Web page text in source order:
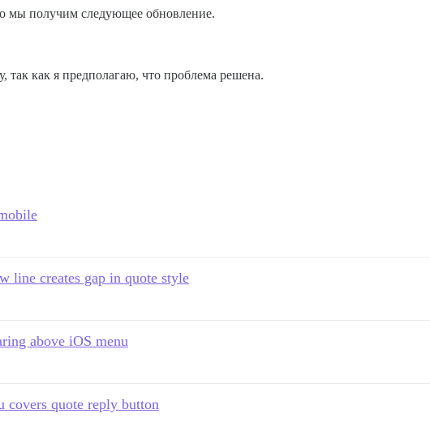
мы получим следующее обновление.
так как я предполагаю, что проблема решена.
line creates gap in quote style
above iOS menu
covers quote reply button